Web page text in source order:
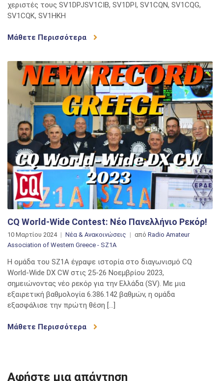
χεριστές τους SV1DPJSV1CIB, SV1DPI, SV1CQN, SV1CQG,
SV1CQK, SV1HKH
Μάθετε Περισσότερα
CQ World-Wide Contest: Νέο Πανελλήνιο Ρεκόρ!
10 Μαρτίου 2024 Νέα & Ανακοινώσεις από Radio Amateur
Association of Western Greece - SZ1A
Η ομάδα του SZ1A έγραψε ιστορία στο διαγωνισμό CQ
World-Wide DX CW στις 25-26 Νοεμβρίου 2023,
σημειώνοντας νέο ρεκόρ για την Ελλάδα (SV). Με μια
εξαιρετική βαθμολογία 6.386.142 βαθμών, η ομάδα
εξασφάλισε την πρώτη θέση […]
Μάθετε Περισσότερα
Αφήστε μια απάντηση